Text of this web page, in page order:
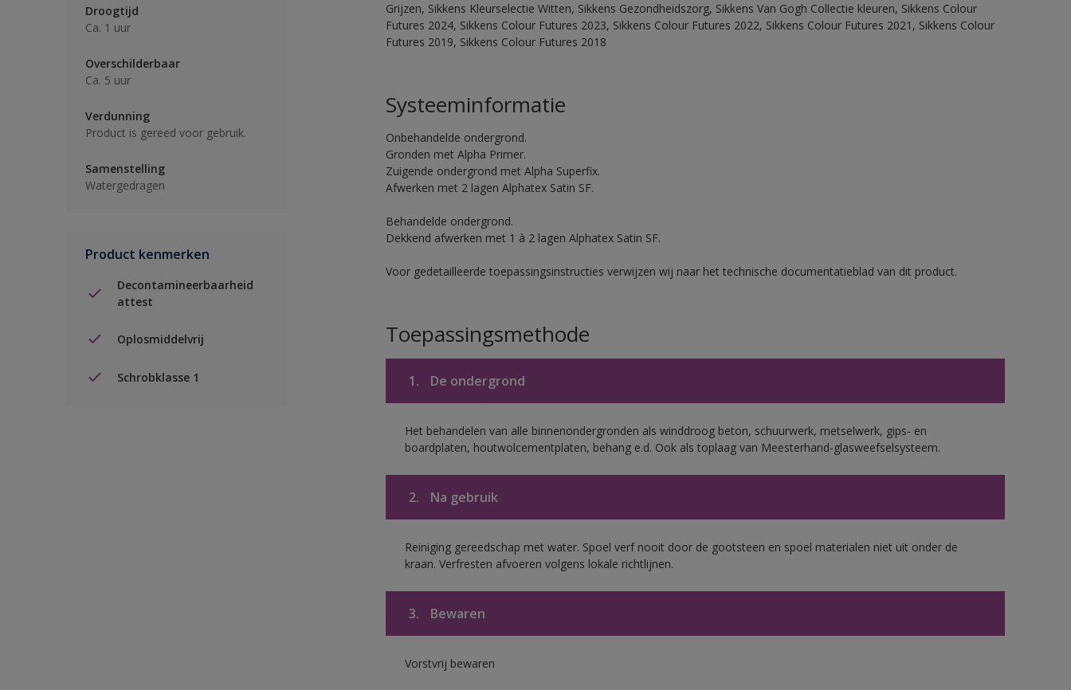
Droogtijd
Ca. 1 uur
Overschilderbaar
Ca. 5 uur
Verdunning
Product is gereed voor gebruik.
Samenstelling
Watergedragen
Product kenmerken
Decontamineerbaarheid
attest
Oplosmiddelvrij
Schrobklasse 1
Grijzen, Sikkens Kleurselectie Witten, Sikkens Gezondheidszorg, Sikkens Van Gogh Collectie kleuren, Sikkens Colour
Futures 2024, Sikkens Colour Futures 2023, Sikkens Colour Futures 2022, Sikkens Colour Futures 2021, Sikkens Colour
Futures 2019, Sikkens Colour Futures 2018
Systeeminformatie
Onbehandelde ondergrond.
Gronden met Alpha Primer.
Zuigende ondergrond met Alpha Superfix.
Afwerken met 2 lagen Alphatex Satin SF.
Behandelde ondergrond.
Dekkend afwerken met 1 à 2 lagen Alphatex Satin SF.
Voor gedetailleerde toepassingsinstructies verwijzen wij naar het technische documentatieblad van dit product.
Toepassingsmethode
1. De ondergrond
Het behandelen van alle binnenondergronden als winddroog beton, schuurwerk, metselwerk, gips- en
boardplaten, houtwolcementplaten, behang e.d. Ook als toplaag van Meesterhand-glasweefselsysteem.
2. Na gebruik
Reiniging gereedschap met water. Spoel verf nooit door de gootsteen en spoel materialen niet uit onder de
kraan. Verfresten afvoeren volgens lokale richtlijnen.
3. Bewaren
Vorstvrij bewaren